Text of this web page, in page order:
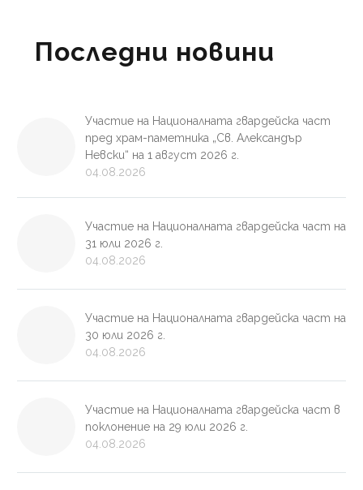
Последни новини
Участие на Националната гвардейска част
пред храм-паметника „Св. Александър
Невски“ на 1 август 2026 г.
04.08.2026
Участие на Националната гвардейска част на
31 юли 2026 г.
04.08.2026
Участие на Националната гвардейска част на
30 юли 2026 г.
04.08.2026
Участие на Националната гвардейска част в
поклонение на 29 юли 2026 г.
04.08.2026